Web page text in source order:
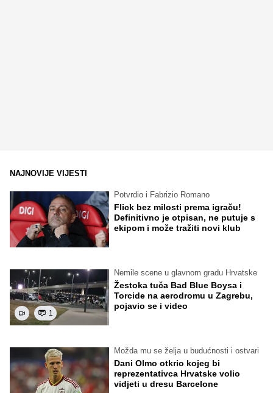
NAJNOVIJE VIJESTI
Potvrdio i Fabrizio Romano
Flick bez milosti prema igraču!
Definitivno je otpisan, ne putuje s
ekipom i može tražiti novi klub
1
Nemile scene u glavnom gradu Hrvatske
Žestoka tuča Bad Blue Boysa i
Torcide na aerodromu u Zagrebu,
pojavio se i video
Možda mu se želja u budućnosti i ostvari
Dani Olmo otkrio kojeg bi
reprezentativca Hrvatske volio
vidjeti u dresu Barcelone